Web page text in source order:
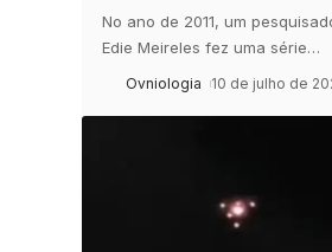
No ano de 2011, um
Edie Meireles fez uma série…
Ovniologia 10 de julho de